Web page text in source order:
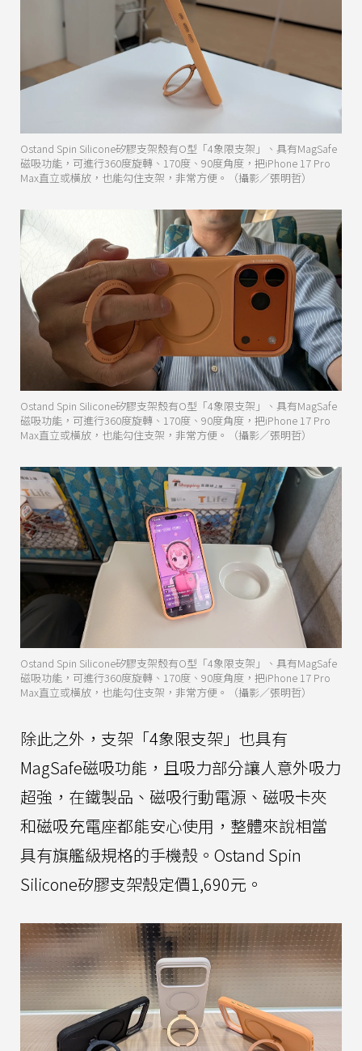
Ostand Spin Silicone矽膠支架殼有O型「4象限支架」、具有MagSafe
磁吸功能，可進行360度旋轉、170度、90度角度，把iPhone 17 Pro
Max直立或橫放，也能勾住支架，非常方便。（攝影／張明哲）
Ostand Spin Silicone矽膠支架殼有O型「4象限支架」、具有MagSafe
磁吸功能，可進行360度旋轉、170度、90度角度，把iPhone 17 Pro
Max直立或橫放，也能勾住支架，非常方便。（攝影／張明哲）
Ostand Spin Silicone矽膠支架殼有O型「4象限支架」、具有MagSafe
磁吸功能，可進行360度旋轉、170度、90度角度，把iPhone 17 Pro
Max直立或橫放，也能勾住支架，非常方便。（攝影／張明哲）
除此之外，支架「4象限支架」也具有
MagSafe磁吸功能，且吸力部分讓人意外吸力
超強，在鐵製品、磁吸行動電源、磁吸卡夾
和磁吸充電座都能安心使用，整體來說相當
具有旗艦級規格的手機殼。Ostand Spin
Silicone矽膠支架殼定價1,690元。